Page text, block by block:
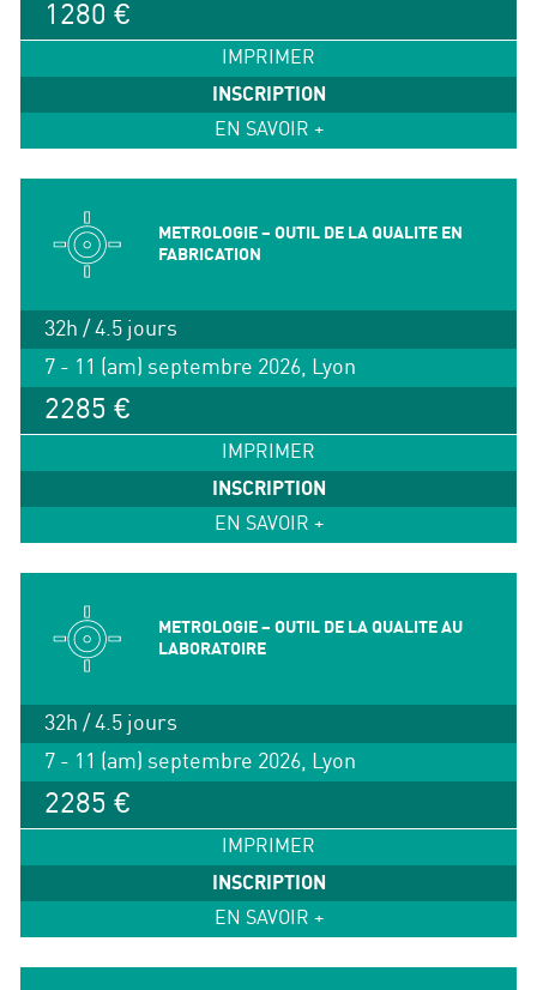
1280 €
IMPRIMER
INSCRIPTION
EN SAVOIR +
METROLOGIE – OUTIL DE LA QUALITE EN
FABRICATION
32h / 4.5 jours
7 - 11 (am) septembre 2026, Lyon
2285 €
IMPRIMER
INSCRIPTION
EN SAVOIR +
METROLOGIE – OUTIL DE LA QUALITE AU
LABORATOIRE
32h / 4.5 jours
7 - 11 (am) septembre 2026, Lyon
2285 €
IMPRIMER
INSCRIPTION
EN SAVOIR +